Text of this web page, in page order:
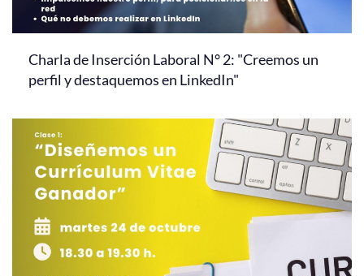
Charla de Inserción Laboral N° 2: "Creemos un
perfil y destaquemos en LinkedIn"